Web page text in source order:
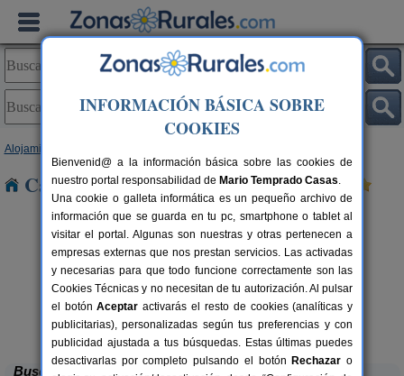
Alojamientos
Casas Rurales cerca de Coceña
6 pers.
desde19 €
El Pajar de Pumarega
Castropol (Asturias)
Buscar
INFORMACIÓN BÁSICA SOBRE
COOKIES
Bienvenid@ a la información básica sobre las cookies de
nuestro portal responsabilidad de Mario Temprado Casas.
Una cookie o galleta informática es un pequeño archivo de
información que se guarda en tu pc, smartphone o tablet al
visitar el portal. Algunas son nuestras y otras pertenecen a
empresas externas que nos prestan servicios. Las activadas
y necesarias para que todo funcione correctamente son las
Cookies Técnicas y no necesitan de tu autorización. Al pulsar
el botónAceptar activarás el resto de cookies (analíticas y
publicitarias), personalizadas según tus preferencias y con
publicidad ajustada a tus búsquedas. Estas últimas puedes
desactivarlas por completo pulsando el botón Rechazar o